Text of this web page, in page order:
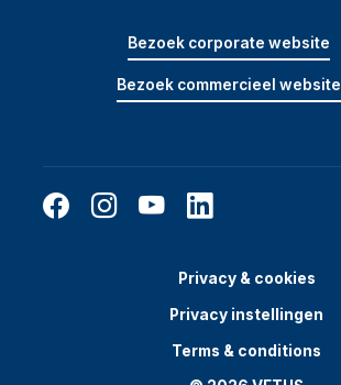
Bezoek corporate website
Bezoek commercieel website
Privacy & cookies
Privacy instellingen
Terms & conditions